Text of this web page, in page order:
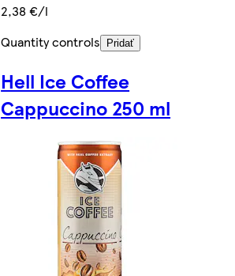
2,38 €/l
Quantity controls
Pridať
Hell Ice Coffee
Cappuccino 250 ml